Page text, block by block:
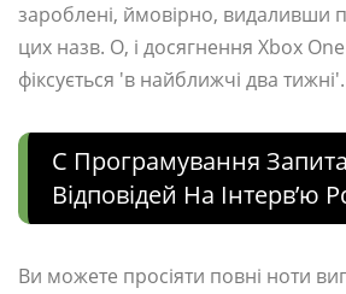
зароблені, ймовірно, видаливши
цих назв. О, і досягнення Xbox
фіксується 'в найближчі два тижні'.
C Програмування
Відповідей На Інтерв’ю
Ви можете просіяти повні ноти